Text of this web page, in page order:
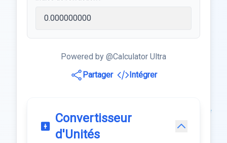
Powered by @Calculator Ultra
Partager
Intégrer
Convertisseur
d'Unités